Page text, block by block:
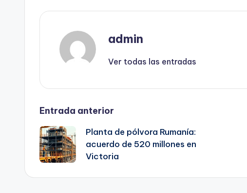
admin
Ver todas las entradas
Navegación
de
entradas
Entrada anterior
Planta de pólvora Rumanía:
acuerdo de 520 millones en
Victoria